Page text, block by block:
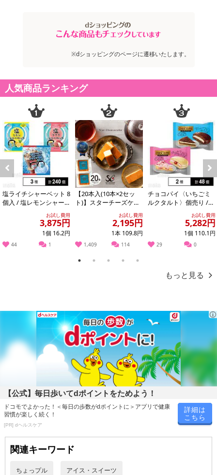
※dショッピングのページに遷移いたします。
人気商品ランキング
Previous
塩ライチシャーベット 8
個入 / 塩レモンシャー
ベット 8個入 / フローズ
お試し費用
3,875円
1個 16.2円
44 1
【20本入(10本×2セッ
ト)】スターチーズケー
お試し費用
2,195円
1本 109.8円
1,409 114
チョコパイ〈いちごミ
ルクタルト〉個売り /
〈ティラミスタルト〉
お試し費用
5,282円
1個 110.1円
29 0
Next
1 2 3 4 5
もっと見る
【公式】毎日歩いてdポイントをためよう！
ドコモでよかった！＜毎日の歩数がdポイントに＞アプリで健康
習慣が楽しく続く！
[PR] dヘルスケア
詳細は
こちら
関連キーワード
ちょっプル アイス・スイーツ